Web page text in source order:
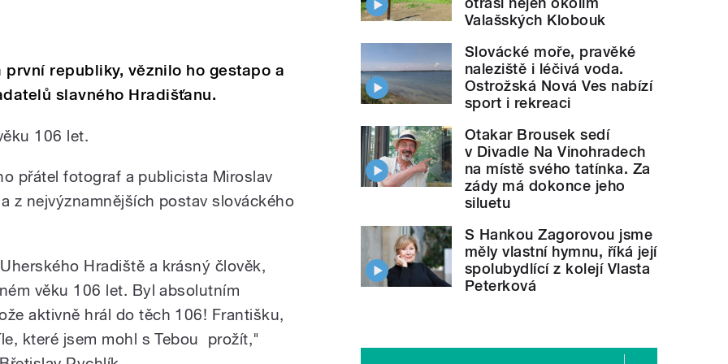
republiky, věznilo ho gestapo a
slavného Hradišťanu.
106 let.
přátel fotograf a publicista Miroslav
z nejvýznamnějších postav slováckého
Hradiště a krásný člověk,
věku 106 let. Byl absolutním
aktivně hrál do těch 106! Františku,
které jsem mohl s Tebou prožít,"
Valašských Klobouk
Slovácké moře, pravěké
naleziště i léčivá voda.
Ostrožská Nová Ves nabízí
sport i rekreaci
Otakar Brousek sedí
v Divadle Na Vinohradech
na místě svého tatínka. Za
zády má dokonce jeho
siluetu
S Hankou Zagorovou jsme
měly vlastní hymnu, říká její
spolubydlící z kolejí Vlasta
Peterková